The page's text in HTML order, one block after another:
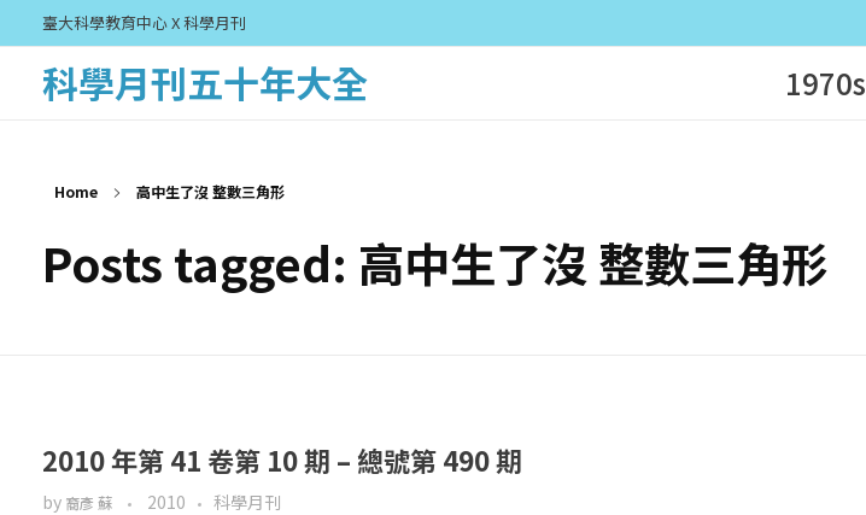
臺大科學教育中心 X 科學月刊
科學月刊五十年大全 1970s
Home 高中生了沒 整數三角形
Posts tagged: 高中生了沒 整數三角形
2010 年第 41 卷第 10 期 – 總號第 490 期
by 裔彥 蘇 2010 科學月刊